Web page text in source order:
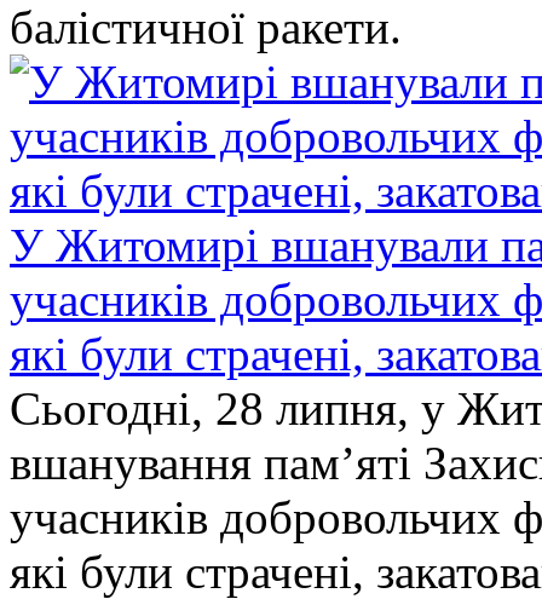
балістичної ракети.
У Житомирі вшанували
учасників добровольчих
які були страчені,
Сьогодні, 28 липня, у
вшанування пам’яті
учасників добровольчих
які були страчені,